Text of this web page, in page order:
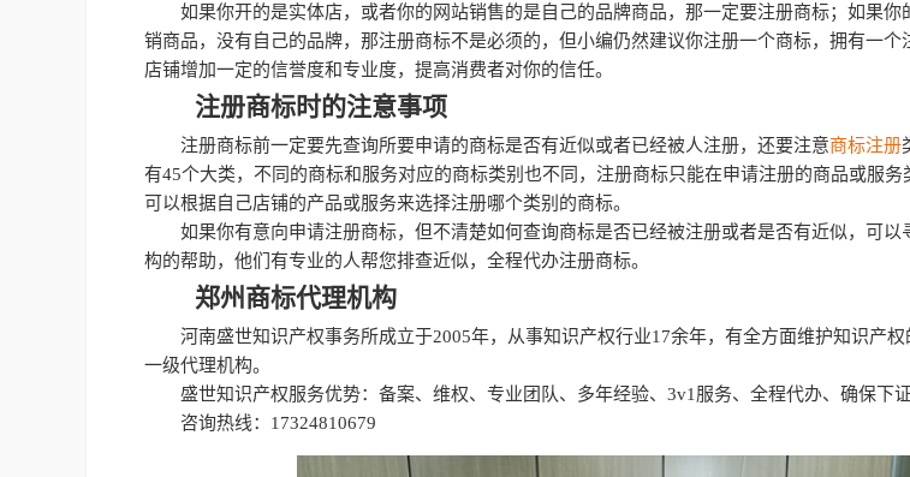
如果你开的是实体店，或者你的网站销售的是自己的品牌商品，那一定要注册商标；如果你
销商品，没有自己的品牌，那注册商标不是必须的，但小编仍然建议你注册一个商标，拥有一个
店铺增加一定的信誉度和专业度，提高消费者对你的信任。
注册商标时的注意事项
注册商标前一定要先查询所要申请的商标是否有近似或者已经被人注册，还要注意商标注册
有45个大类，不同的商标和服务对应的商标类别也不同，注册商标只能在申请注册的商品或服
可以根据自己店铺的产品或服务来选择注册哪个类别的商标。
如果你有意向申请注册商标，但不清楚如何查询商标是否已经被注册或者是否有近似，可以
构的帮助，他们有专业的人帮您排查近似，全程代办注册商标。
郑州商标代理机构
河南盛世知识产权事务所成立于2005年，从事知识产权行业17余年，有全方面维护知识产
一级代理机构。
盛世知识产权服务优势：备案、维权、专业团队、多年经验、3v1服务、全程代办、确保下
咨询热线：17324810679